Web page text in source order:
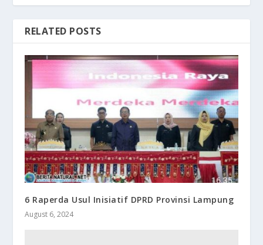
RELATED POSTS
6 Raperda Usul Inisiatif DPRD Provinsi Lampung
August 6, 2024